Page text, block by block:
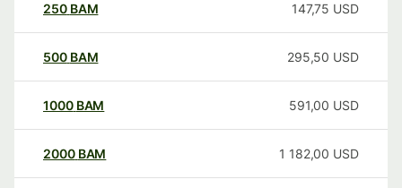
250 BAM 147,75 USD
500 BAM 295,50 USD
1000 BAM 591,00 USD
2000 BAM 1 182,00 USD